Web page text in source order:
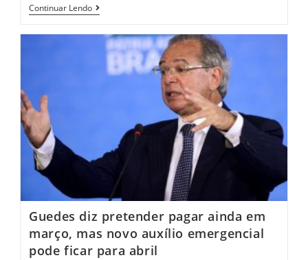
Continuar LendoNova
Russas-
Menores
Idade
São
Polícia
Guedes diz pretender pagar ainda em
março, mas novo auxílio emergencial
pode ficar para abril